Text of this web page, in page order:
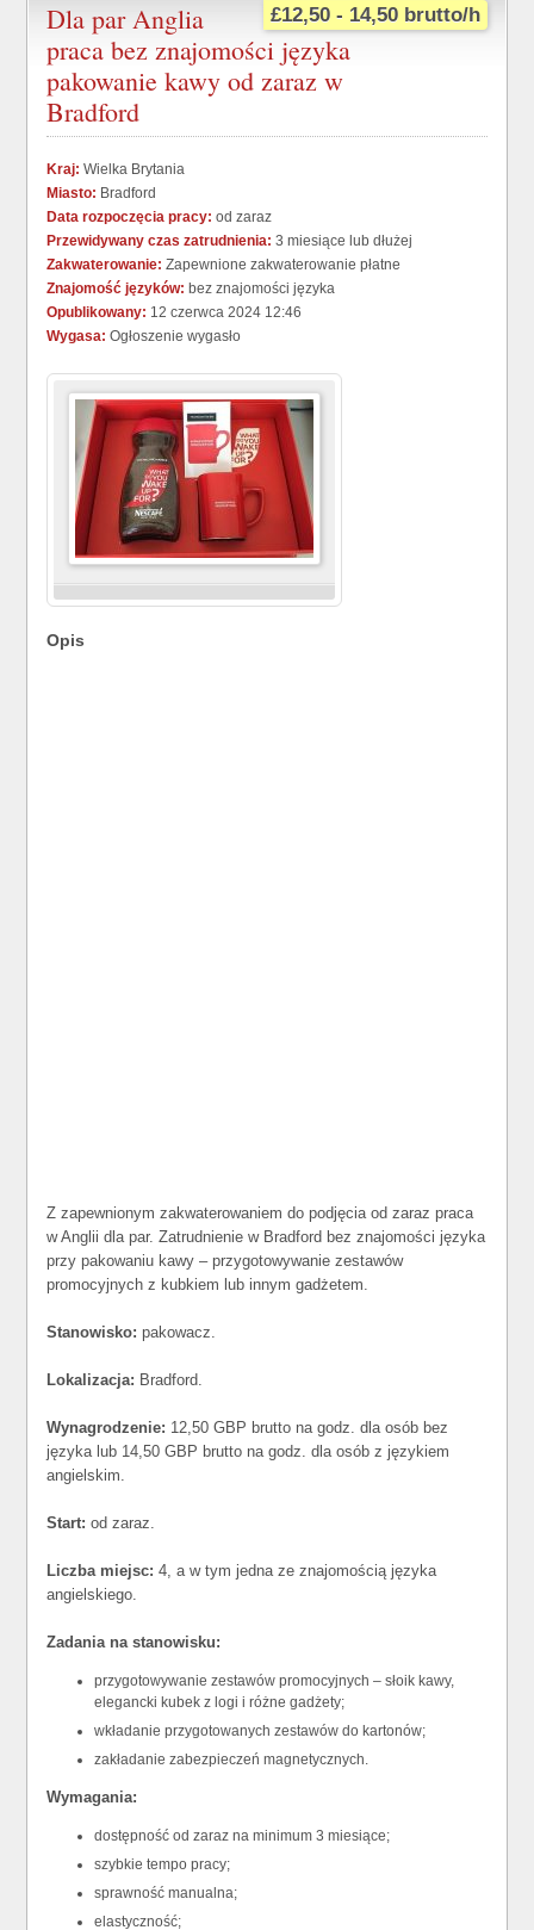
£12,50 - 14,50 brutto/h
Dla par Anglia
praca bez znajomości języka
pakowanie kawy od zaraz w
Bradford
Kraj: Wielka Brytania
Miasto: Bradford
Data rozpoczęcia pracy: od zaraz
Przewidywany czas zatrudnienia: 3 miesiące lub dłużej
Zakwaterowanie: Zapewnione zakwaterowanie płatne
Znajomość języków: bez znajomości języka
Opublikowany: 12 czerwca 2024 12:46
Wygasa: Ogłoszenie wygasło
Opis
Z zapewnionym zakwaterowaniem do podjęcia od zaraz praca
w Anglii dla par. Zatrudnienie w Bradford bez znajomości języka
przy pakowaniu kawy – przygotowywanie zestawów
promocyjnych z kubkiem lub innym gadżetem.
Stanowisko: pakowacz.
Lokalizacja: Bradford.
Wynagrodzenie: 12,50 GBP brutto na godz. dla osób bez
języka lub 14,50 GBP brutto na godz. dla osób z językiem
angielskim.
Start: od zaraz.
Liczba miejsc: 4, a w tym jedna ze znajomością języka
angielskiego.
Zadania na stanowisku:
przygotowywanie zestawów promocyjnych – słoik kawy,
elegancki kubek z logi i różne gadżety;
wkładanie przygotowanych zestawów do kartonów;
zakładanie zabezpieczeń magnetycznych.
Wymagania:
dostępność od zaraz na minimum 3 miesiące;
szybkie tempo pracy;
sprawność manualna;
elastyczność;